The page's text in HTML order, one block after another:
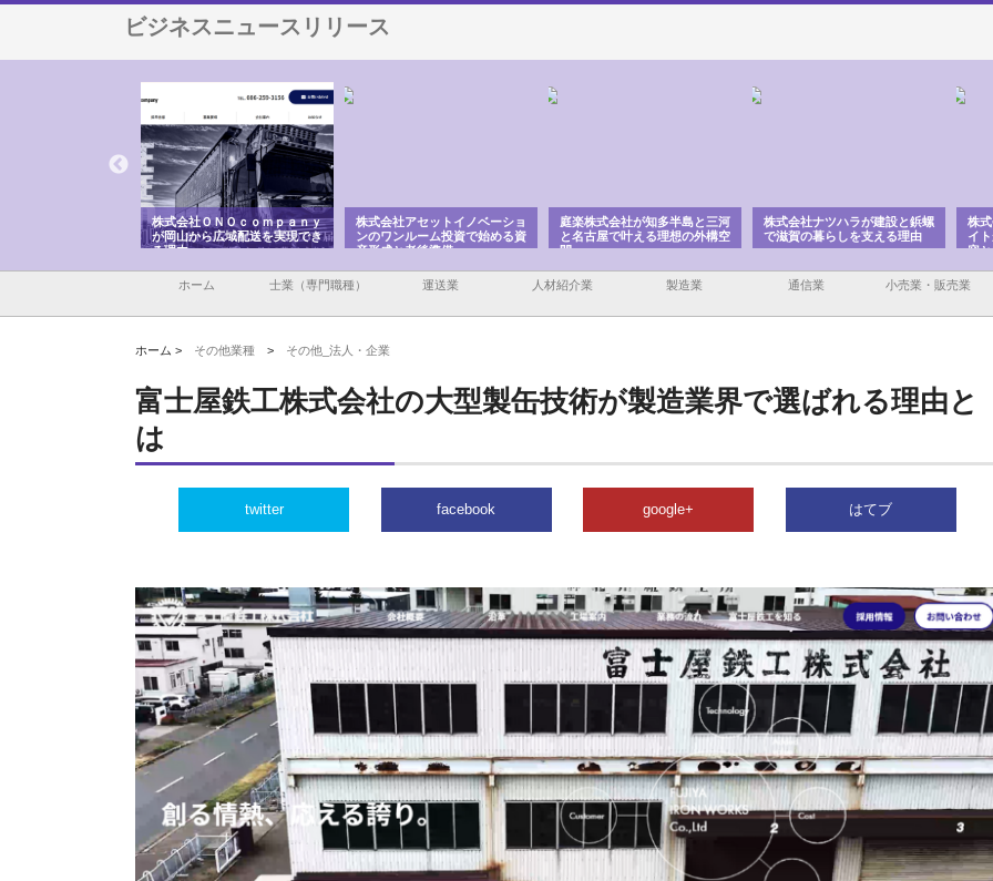
ビジネスニュースリリース
株式会社アセットイノベーショ
ンのワンルーム投資で始める資
産形成と老後準備
庭楽株式会社が知多半島と三河
と名古屋で叶える理想の外構空
間
株式会社ナツハラが建設と鋲螺
で滋賀の暮らしを支える理由
株式会社メタルエースの企業サ
イトが提供する充実した情報内
容とは
株
み
ホーム 士業（専門職種） 運送業 人材紹介業 製造業 通信業 小売業・販売業
ホーム > その他業種 > その他_法人・企業
富士屋鉄工株式会社の大型製缶技術が製造業界で選ばれる理由と
は
twitter facebook google+ はてブ